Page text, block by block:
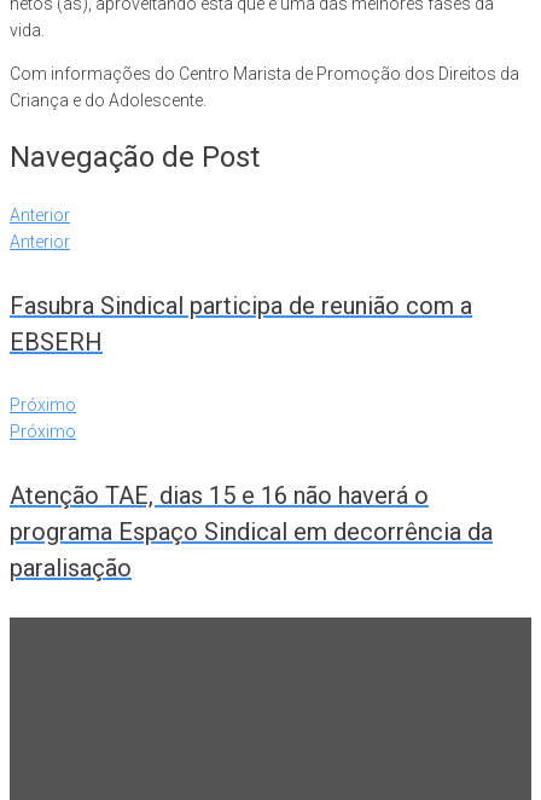
vida.
Com informações do Centro Marista de Promoção dos Direitos da
Criança e do Adolescente.
Navegação de Post
Anterior
Anterior
Fasubra Sindical participa de reunião com a
EBSERH
Próximo
Próximo
Atenção TAE, dias 15 e 16 não haverá o
programa Espaço Sindical em decorrência da
paralisação